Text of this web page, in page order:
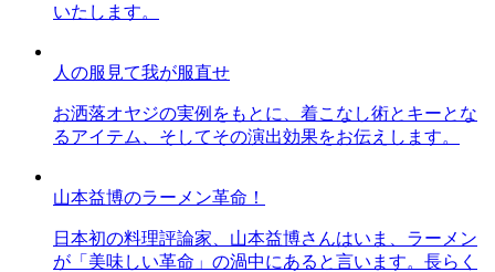
いたします。
人の服見て我が服直せ
お洒落オヤジの実例をもとに、着こなし術とキーとな
るアイテム、そしてその演出効果をお伝えします。
山本益博のラーメン革命！
日本初の料理評論家、山本益博さんはいま、ラーメン
が「美味しい革命」の渦中にあると言います。長らく